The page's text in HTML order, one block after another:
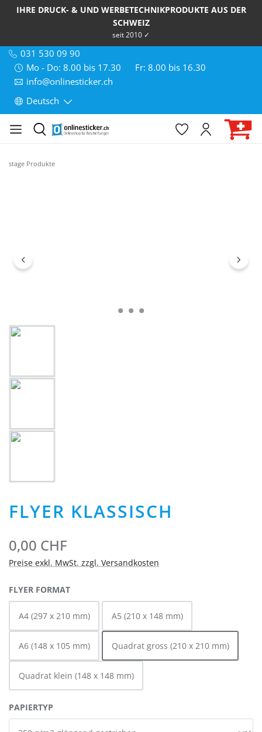
IHRE DRUCK- & UND WERBETECHNIKPRODUKTE AUS DER
SCHWEIZ
seit 2010 ✓
031 530 09 90
Mo - Do: 8.00 bis 17.30
Fr: 8.00 bis 16.30
info@onlinesticker.ch
Deutsch
stage Produkte
FLYER KLASSISCH
0,00 CHF
Preise exkl. MwSt. zzgl. Versandkosten
FLYER FORMATAUSWÄHLEN
A4 (297 x 210 mm) A5 (210 x 148 mm)
A6 (148 x 105 mm) Quadrat gross (210 x 210 mm)
Quadrat klein (148 x 148 mm)
PAPIERTYP